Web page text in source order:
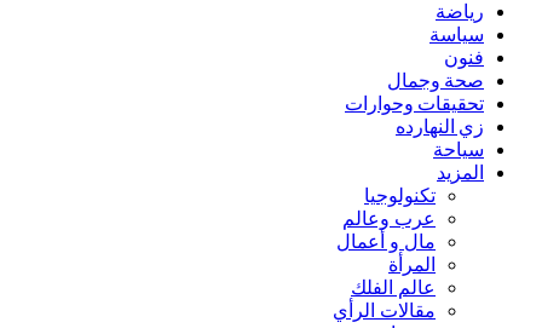
رياضة
سياسة
فنون
صحة وجمال
تحقيقات وحوارات
زي النهارده
سياحة
المزيد
تكنولوجيا
عرب وعالم
مال و أعمال
المرأة
عالم الفلك
مقالات الرأي